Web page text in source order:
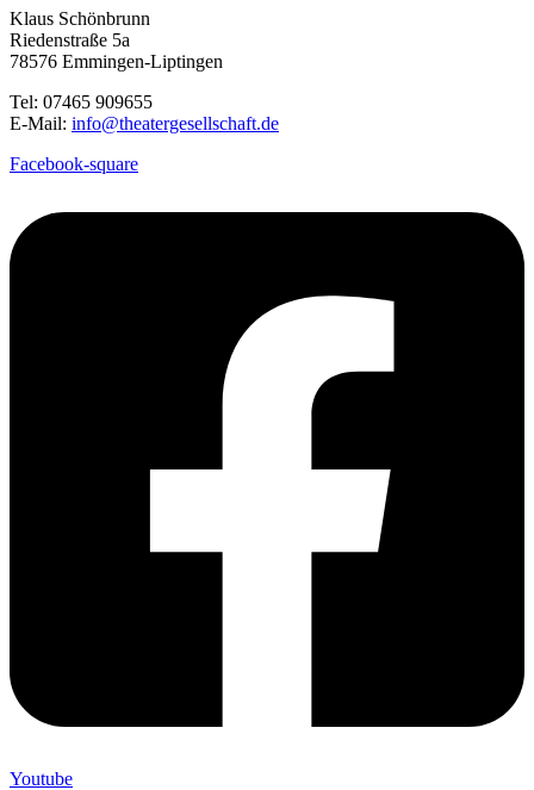
Klaus Schönbrunn
Riedenstraße 5a
78576 Emmingen-Liptingen
Tel: 07465 909655
E-Mail: info@theatergesellschaft.de
Facebook-square
Youtube